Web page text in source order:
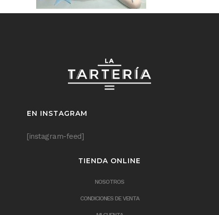
EN INSTAGRAM
[instagram-feed]
TIENDA ONLINE
NOSOTROS
CONDICIONES DE VENTA